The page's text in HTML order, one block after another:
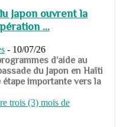
Japon ouvrent la
...
- 10/07/26
d’aide au
du Japon en Haïti
importante vers la